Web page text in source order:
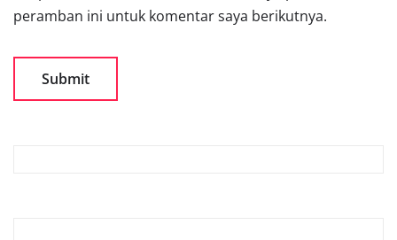
peramban ini untuk komentar saya berikutnya.